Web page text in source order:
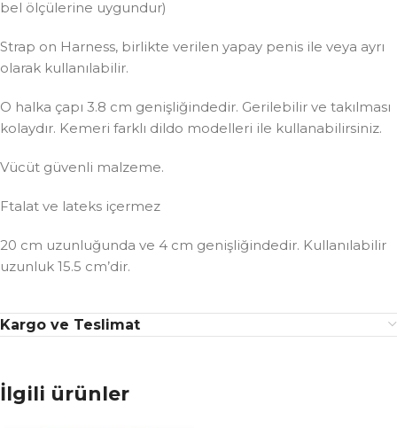
bel ölçülerine uygundur)
Strap on Harness, birlikte verilen yapay penis ile veya ayrı
olarak kullanılabilir.
O halka çapı 3.8 cm genişliğindedir. Gerilebilir ve takılması
kolaydır. Kemeri farklı dildo modelleri ile kullanabilirsiniz.
Vücüt güvenli malzeme.
Ftalat ve lateks içermez
20 cm uzunluğunda ve 4 cm genişliğindedir. Kullanılabilir
uzunluk 15.5 cm’dir.
Kargo ve Teslimat
İlgili ürünler